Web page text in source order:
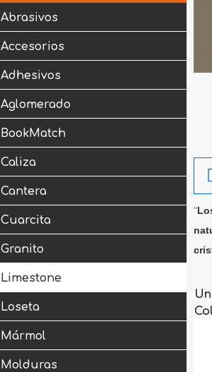
Abrasivos
Accesorios
Adhesivos
Aglomerado
BookMatch
Caliza
Cantera
Cuarcita
Granito
Limestone
Loseta
Mármol
Molduras
"